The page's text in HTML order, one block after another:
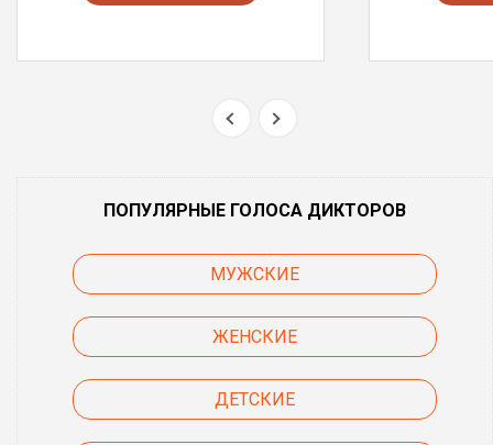
ПОПУЛЯРНЫЕ ГОЛОСА ДИКТОРОВ
МУЖСКИЕ
ЖЕНСКИЕ
ДЕТСКИЕ